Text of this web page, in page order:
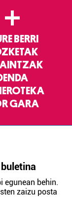
+
BERRI
GARA
egunean behin.
zaizu posta